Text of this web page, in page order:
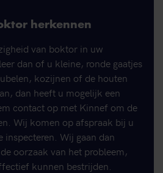
herkennen
van boktor in uw
dan of u kleine, ronde gaatjes
kozijnen of de houten
dan heeft u mogelijk een
contact op met Kinnef om de
Wij komen op afspraak bij u
inspecteren. Wij gaan dan
oorzaak van het probleem,
kunnen bestrijden.